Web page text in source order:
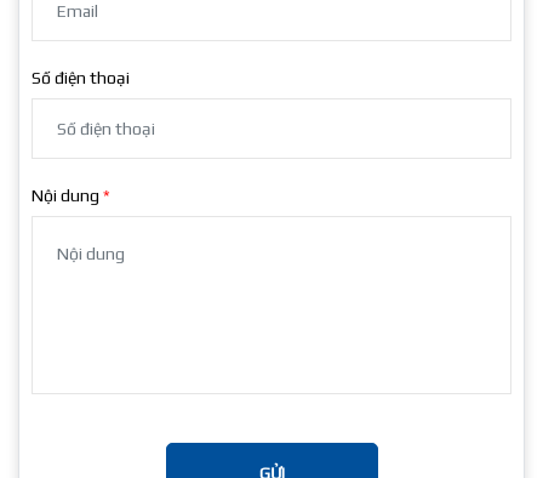
Số điện thoại
Nội dung
GỬI